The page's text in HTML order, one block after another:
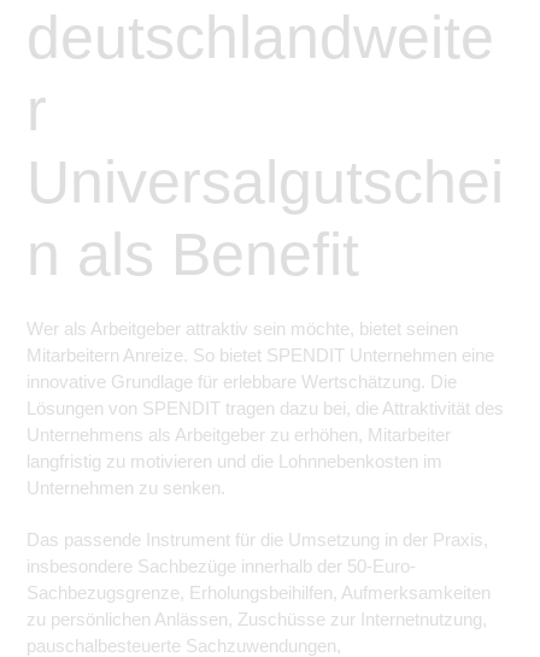
deutschlandweite
r
Universalgutschei
n als Benefit
Wer als Arbeitgeber attraktiv sein möchte, bietet seinen
Mitarbeitern Anreize. So bietet SPENDIT Unternehmen eine
innovative Grundlage für erlebbare Wertschätzung. Die
Lösungen von SPENDIT tragen dazu bei, die Attraktivität des
Unternehmens als Arbeitgeber zu erhöhen, Mitarbeiter
langfristig zu motivieren und die Lohnnebenkosten im
Unternehmen zu senken.
Das passende Instrument für die Umsetzung in der Praxis,
insbesondere Sachbezüge innerhalb der 50-Euro-
Sachbezugsgrenze, Erholungsbeihilfen, Aufmerksamkeiten
zu persönlichen Anlässen, Zuschüsse zur Internetnutzung,
pauschalbesteuerte Sachzuwendungen,